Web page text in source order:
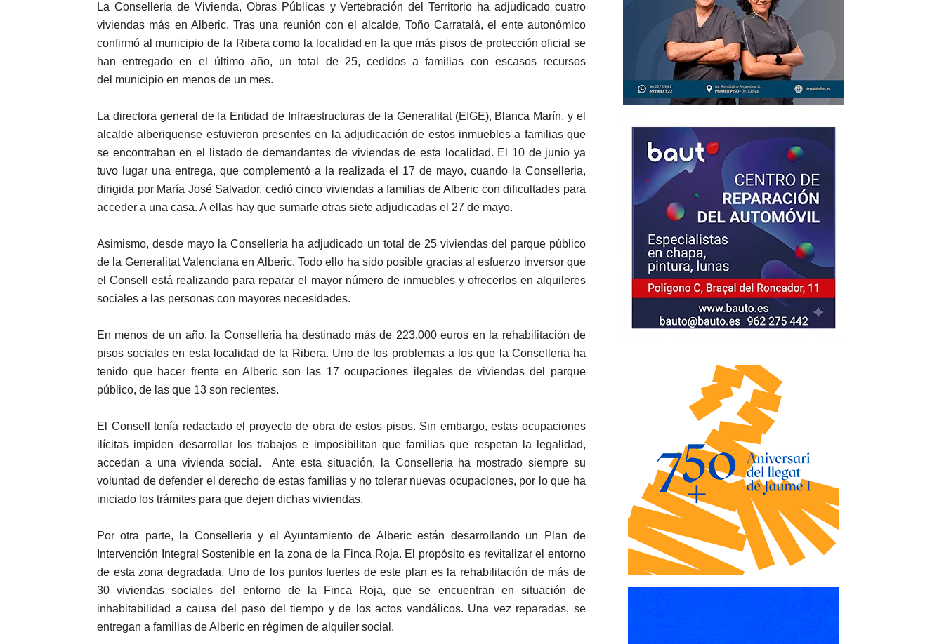
La Conselleria de Vivienda, Obras Públicas y Vertebración del Territorio ha adjudicado cuatro
viviendas más en Alberic. Tras una reunión con el alcalde, Toño Carratalá, el ente autonómico
confirmó al municipio de la Ribera como la localidad en la que más pisos de protección oficial se
han entregado en el último año, un total de 25, cedidos a familias con escasos recursos
del municipio en menos de un mes.
La directora general de la Entidad de Infraestructuras de la Generalitat (EIGE), Blanca Marín, y el
alcalde alberiquense estuvieron presentes en la adjudicación de estos inmuebles a familias que
se encontraban en el listado de demandantes de viviendas de esta localidad. El 10 de junio ya
tuvo lugar una entrega, que complementó a la realizada el 17 de mayo, cuando la Conselleria,
dirigida por María José Salvador, cedió cinco viviendas a familias de Alberic con dificultades para
acceder a una casa. A ellas hay que sumarle otras siete adjudicadas el 27 de mayo.
Asimismo, desde mayo la Conselleria ha adjudicado un total de 25 viviendas del parque público
de la Generalitat Valenciana en Alberic. Todo ello ha sido posible gracias al esfuerzo inversor que
el Consell está realizando para reparar el mayor número de inmuebles y ofrecerlos en alquileres
sociales a las personas con mayores necesidades.
En menos de un año, la Conselleria ha destinado más de 223.000 euros en la rehabilitación de
pisos sociales en esta localidad de la Ribera. Uno de los problemas a los que la Conselleria ha
tenido que hacer frente en Alberic son las 17 ocupaciones ilegales de viviendas del parque
público, de las que 13 son recientes.
El Consell tenía redactado el proyecto de obra de estos pisos. Sin embargo, estas ocupaciones
ilícitas impiden desarrollar los trabajos e imposibilitan que familias que respetan la legalidad,
accedan a una vivienda social. Ante esta situación, la Conselleria ha mostrado siempre su
voluntad de defender el derecho de estas familias y no tolerar nuevas ocupaciones, por lo que ha
iniciado los trámites para que dejen dichas viviendas.
Por otra parte, la Conselleria y el Ayuntamiento de Alberic están desarrollando un Plan de
Intervención Integral Sostenible en la zona de la Finca Roja. El propósito es revitalizar el entorno
de esta zona degradada. Uno de los puntos fuertes de este plan es la rehabilitación de más de
30 viviendas sociales del entorno de la Finca Roja, que se encuentran en situación de
inhabitabilidad a causa del paso del tiempo y de los actos vandálicos. Una vez reparadas, se
entregan a familias de Alberic en régimen de alquiler social.